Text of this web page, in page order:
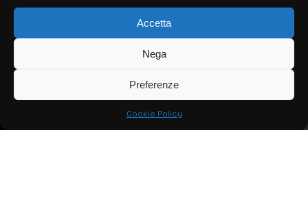
Accetta
Nega
Preferenze
Cookie Policy